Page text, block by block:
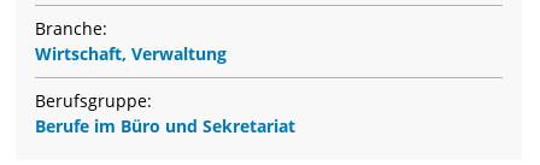
Branche:
Wirtschaft, Verwaltung
Berufsgruppe:
Berufe im Büro und Sekretariat